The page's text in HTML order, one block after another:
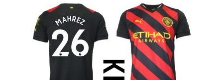
Možnosti
lahko
izberete
na
strani
izdelka